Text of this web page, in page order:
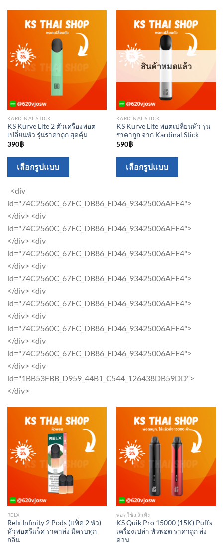
chosen
on
the
product
chosen
on
the
product
page
KARDINAL STICK
KS Kurve Lite 2 ตัวเครื่องพอต
เปลี่ยนหัว รุ่นราคาถูก สุดคุ้ม
390฿
เลือกรูปแบบ
multiple
The
may
chosen
the
page
<div
id="74C2560C_67EC_DB86_FD46_93425006AFE4">
</div> <div
id="74C2560C_67EC_DB86_FD46_93425006AFE4">
</div> <div
id="74C2560C_67EC_DB86_FD46_93425006AFE4">
</div> <div
id="74C2560C_67EC_DB86_FD46_93425006AFE4">
</div> <div
id="74C2560C_67EC_DB86_FD46_93425006AFE4">
</div> <div
id="74C2560C_67EC_DB86_FD46_93425006AFE4">
</div> <div
id="74C2560C_67EC_DB86_FD46_93425006AFE4">
</div> <div
id="1BB53FBB_D959_44B1_C544_126438DB59DD">
</div>
สินค้าหมดแล้ว
KARDINAL STICK
KS Kurve Lite พอตเปลี่ยนหัว รุ่น
ราคาถูก จาก Kardinal Stick
590฿
เลือกรูปแบบ
multiple
The
may
chosen
the
page
RELX
Relx Infinity 2 Pods (แพ็ค 2 หัว)
หัวพอตรีแร็ค ราคาส่ง มีครบทุก
กลิ่น
พอตใช้แล้วทิ้ง
KS Quik Pro 15000 (15K) Puffs
เครื่องเปล่า หัวพอต ราคาถูก ส่ง
ด่วน